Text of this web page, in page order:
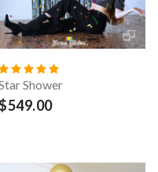
Shower